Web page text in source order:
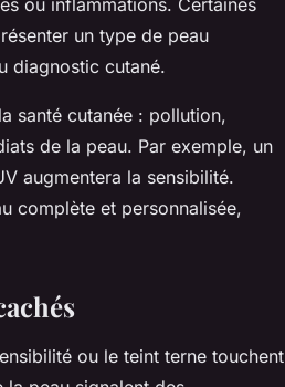
ou inflammations. Certaines
un type de peau
diagnostic cutané.
santé cutanée : pollution,
de la peau. Par exemple, un
augmentera la sensibilité.
complète et personnalisée,
ou le teint terne touchent